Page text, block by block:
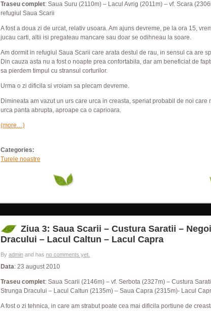
Traseu complet: Saua Suru (2110m) – Lacul Avrig (2011m) – vf. Scara
refugiul Saua Scarii
A fost a doua zi de urcat, relativ usoara. Am ajuns devreme, pe la ora 15,
jucau carti, altii isi pregateau mancare sau doar se odihneau la soare.
Am dormit in refugiul Saua Scarii care arata destul de rau, in sensul ca are
Din cauza asta nu a fost o noapte prea confortabila, dar am beneficiat de
sa pierdem timpul cu stransul corturilor.
Urma o zi dificila si vroiam sa plecam devreme.
Dimineata am vazut un urs care urca in creasta, speriat probabil de noi care
urca panta abrupta, aproape ca o caprioara.
(more…)
Categories:
Turele noastre
Ziua 3: Saua Scarii – Custura Saratii –
Dracului – Lacul Caltun – Lacul Capra
By admin and has no comments yet.
Data: 23 august 2010
Traseu complet: Saua Scarii (2146m) – vf. Serbota (2327m) – Custura
Strunga Dracului – Lacul Caltun (2135m) – Saua Capra (2315m)- Lacul
A fost o zi tehnica, in care am strabut poate cea mai dificila portiune de